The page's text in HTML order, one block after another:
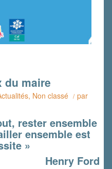
du maire
, Non classé / par
rester ensemble
ensemble est
»
Henry Ford